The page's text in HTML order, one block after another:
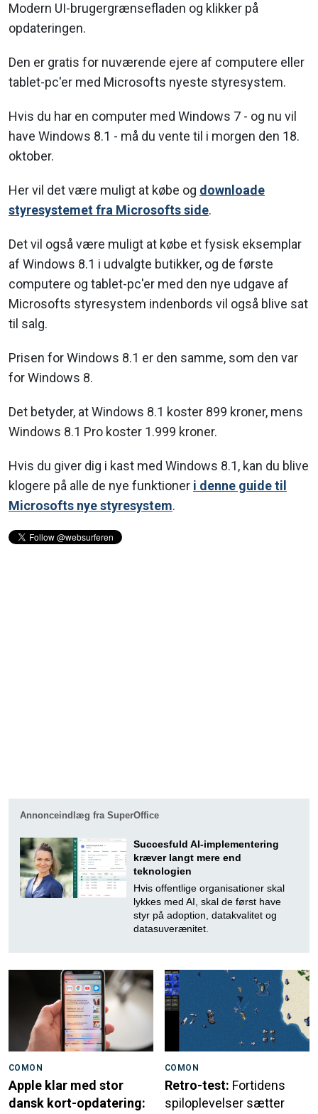
Modern UI-brugergrænsefladen og klikker på
opdateringen.
Den er gratis for nuværende ejere af computere eller
tablet-pc'er med Microsofts nyeste styresystem.
Hvis du har en computer med Windows 7 - og nu vil
have Windows 8.1 - må du vente til i morgen den 18.
oktober.
Her vil det være muligt at købe og downloade
styresystemet fra Microsofts side.
Det vil også være muligt at købe et fysisk eksemplar
af Windows 8.1 i udvalgte butikker, og de første
computere og tablet-pc'er med den nye udgave af
Microsofts styresystem indenbords vil også blive sat
til salg.
Prisen for Windows 8.1 er den samme, som den var
for Windows 8.
Det betyder, at Windows 8.1 koster 899 kroner, mens
Windows 8.1 Pro koster 1.999 kroner.
Hvis du giver dig i kast med Windows 8.1, kan du blive
klogere på alle de nye funktioner i denne guide til
Microsofts nye styresystem.
Annonceindlæg fra SuperOffice
Succesfuld AI-implementering
kræver langt mere end
teknologien
Hvis offentlige organisationer skal
lykkes med AI, skal de først have
styr på adoption, datakvalitet og
datasuverænitet.
COMON
Apple klar med stor
dansk kort-opdatering:
COMON
Retro-test: Fortidens
spiloplevelser sætter